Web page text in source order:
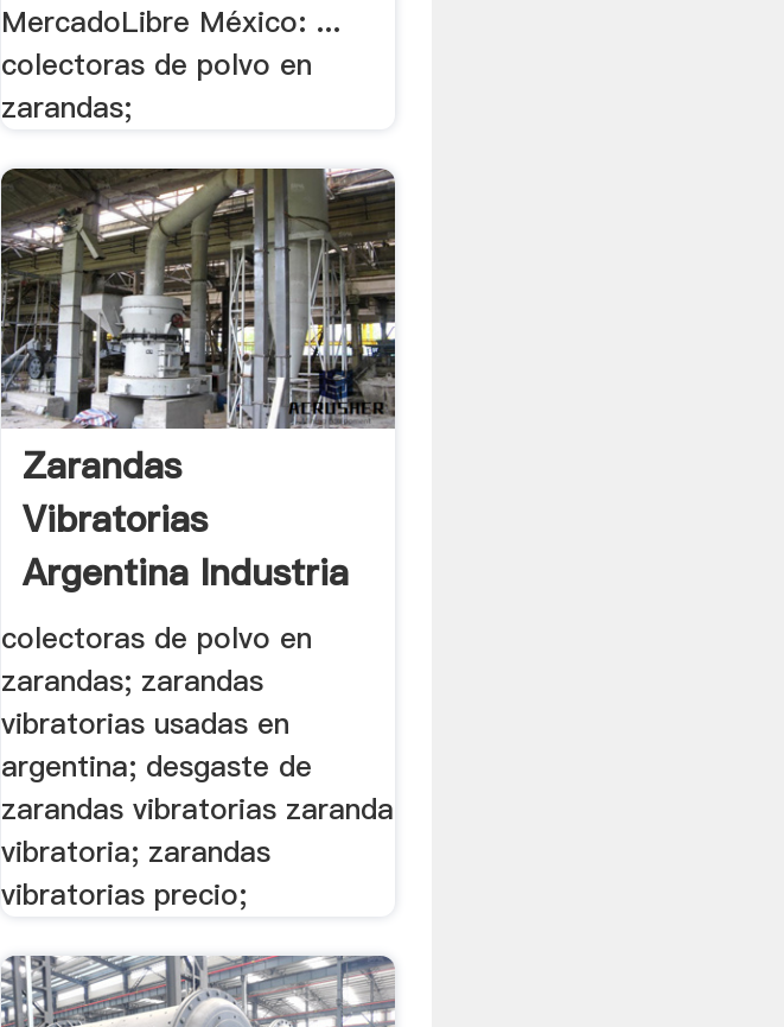
MercadoLibre México: ...
colectoras de polvo en
zarandas;
Zarandas
Vibratorias
Argentina Industria
Y .
colectoras de polvo en
zarandas; zarandas
vibratorias usadas en
argentina; desgaste de
zarandas vibratorias zaranda
vibratoria; zarandas
vibratorias precio;